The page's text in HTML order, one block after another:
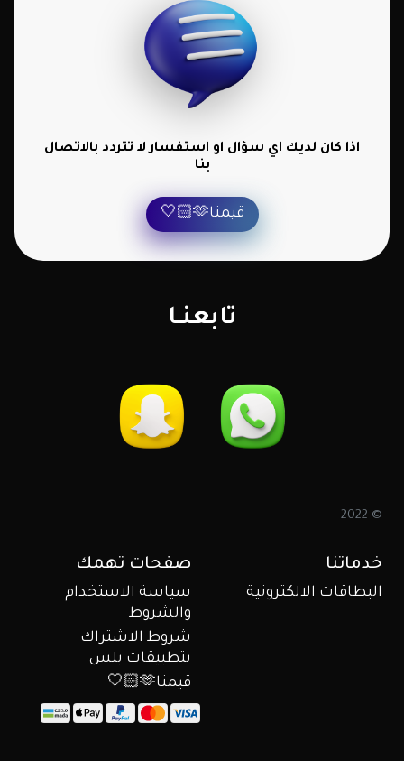
اذا كان لديك اي سؤال او استفسار لا تتردد بالاتصال
بنا
قيمنا🫶🏻🤍
تابعنــا
© 2022
خدماتنا
البطاقات الالكترونية
صفحات تهمك
سياسة الاستخدام
والشروط
شروط الاشتراك
بتطبيقات بلس
قيمنا🫶🏻🤍